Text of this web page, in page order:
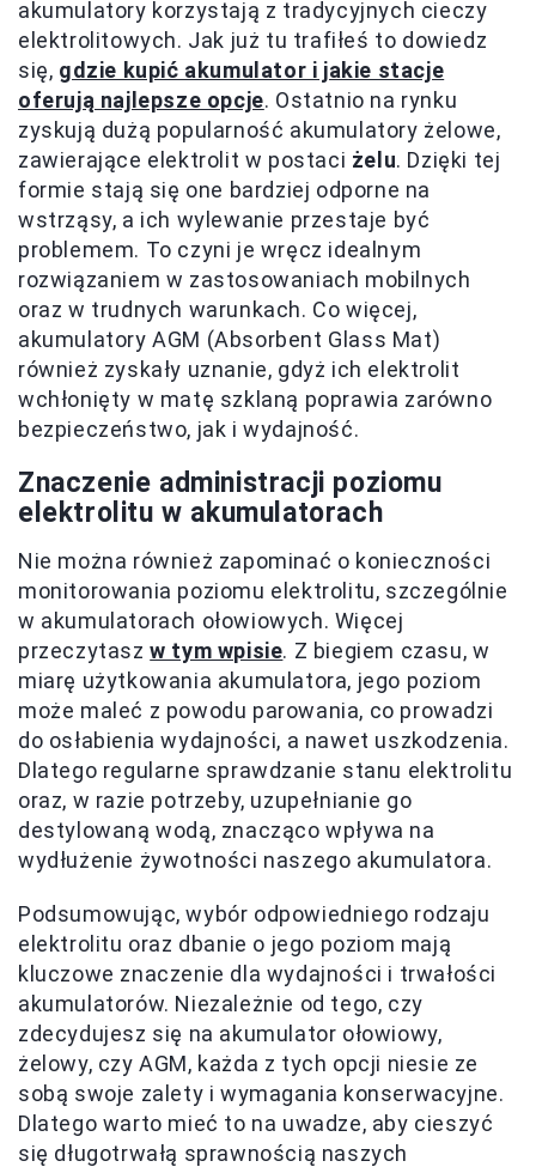
akumulatory korzystają z tradycyjnych cieczy
elektrolitowych. Jak już tu trafiłeś to dowiedz
się, gdzie kupić akumulator i jakie stacje
oferują najlepsze opcje. Ostatnio na rynku
zyskują dużą popularność akumulatory żelowe,
zawierające elektrolit w postaci żelu. Dzięki tej
formie stają się one bardziej odporne na
wstrząsy, a ich wylewanie przestaje być
problemem. To czyni je wręcz idealnym
rozwiązaniem w zastosowaniach mobilnych
oraz w trudnych warunkach. Co więcej,
akumulatory AGM (Absorbent Glass Mat)
również zyskały uznanie, gdyż ich elektrolit
wchłonięty w matę szklaną poprawia zarówno
bezpieczeństwo, jak i wydajność.
Znaczenie administracji poziomu
elektrolitu w akumulatorach
Nie można również zapominać o konieczności
monitorowania poziomu elektrolitu, szczególnie
w akumulatorach ołowiowych. Więcej
przeczytaszw tym wpisie. Z biegiem czasu, w
miarę użytkowania akumulatora, jego poziom
może maleć z powodu parowania, co prowadzi
do osłabienia wydajności, a nawet uszkodzenia.
Dlatego regularne sprawdzanie stanu elektrolitu
oraz, w razie potrzeby, uzupełnianie go
destylowaną wodą, znacząco wpływa na
wydłużenie żywotności naszego akumulatora.
Podsumowując, wybór odpowiedniego rodzaju
elektrolitu oraz dbanie o jego poziom mają
kluczowe znaczenie dla wydajności i trwałości
akumulatorów. Niezależnie od tego, czy
zdecydujesz się na akumulator ołowiowy,
żelowy, czy AGM, każda z tych opcji niesie ze
sobą swoje zalety i wymagania konserwacyjne.
Dlatego warto mieć to na uwadze, aby cieszyć
się długotrwałą sprawnością naszych